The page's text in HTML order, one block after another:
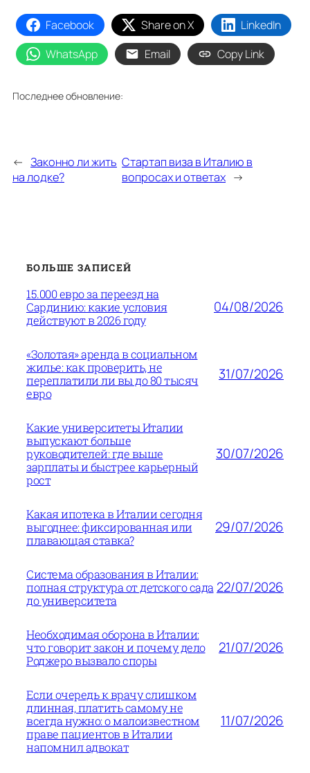
Facebook Share on X
LinkedIn
WhatsApp
Email Copy Link
Последнее обновление:
← Законно ли жить
на лодке?
Стартап виза в Италию в
вопросах и ответах →
БОЛЬШЕ ЗАПИСЕЙ
15.000 евро за переезд на
Сардинию: какие условия
действуют в 2026 году
04/08/2026
«Золотая» аренда в социальном
жилье: как проверить, не
переплатили ли вы до 80 тысяч
евро
31/07/2026
Какие университеты Италии
выпускают больше
руководителей: где выше
зарплаты и быстрее карьерный
рост
30/07/2026
Какая ипотека в Италии сегодня
выгоднее: фиксированная или
плавающая ставка?
29/07/2026
Система образования в Италии:
полная структура от детского сада
до университета
22/07/2026
Необходимая оборона в Италии:
что говорит закон и почему дело
Роджеро вызвало споры
21/07/2026
Если очередь к врачу слишком
длинная, платить самому не
всегда нужно: о малоизвестном
праве пациентов в Италии
напомнил адвокат
11/07/2026